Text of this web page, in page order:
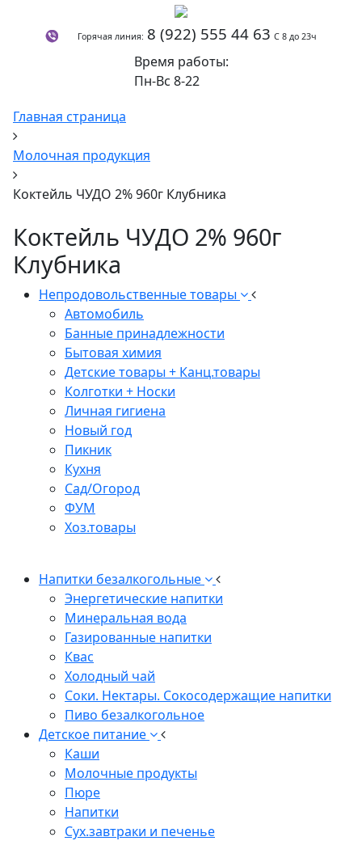
Горячая линия: 8 (922) 555 44 63 С 8 до 23ч
Время работы:
Пн-Вс 8-22
Главная страница
Молочная продукция
Коктейль ЧУДО 2% 960г Клубника
Коктейль ЧУДО 2% 960г
Клубника
Непродовольственные товары
Автомобиль
Банные принадлежности
Бытовая химия
Детские товары + Канц.товары
Колготки + Носки
Личная гигиена
Новый год
Пикник
Кухня
Сад/Огород
ФУМ
Хоз.товары
Напитки безалкогольные
Энергетические напитки
Минеральная вода
Газированные напитки
Квас
Холодный чай
Соки. Нектары. Сокосодержащие напитки
Пиво безалкогольное
Детское питание
Каши
Молочные продукты
Пюре
Напитки
Сух.завтраки и печенье